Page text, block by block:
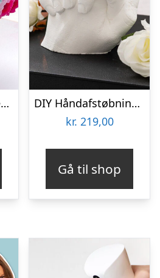
Pop up-kort – Rosenbuket
DIY Håndafstøbningskit – Spralla
kr. 219,00
Gå til shop